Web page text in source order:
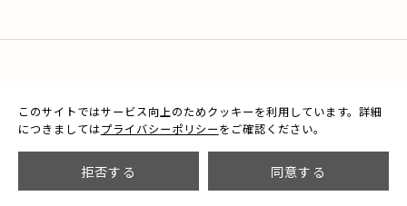
© Briscola Inc.
このサイトではサービス向上のためクッキーを利用しています。詳細
につきましてはプライバシーポリシーをご確認ください。
拒否する 同意する